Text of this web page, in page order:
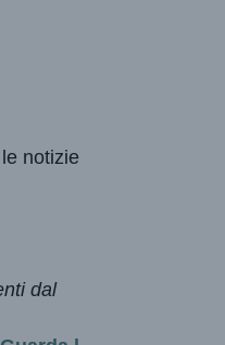
le notizie
dal